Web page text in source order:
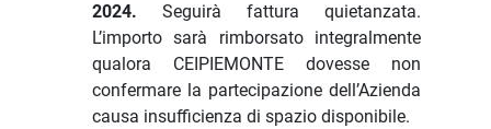
2024. Seguirà fattura quietanzata.
L’importo sarà rimborsato integralmente
qualora CEIPIEMONTE dovesse non
confermare la partecipazione dell’Azienda
causa insufficienza di spazio disponibile.